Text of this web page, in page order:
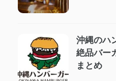
沖縄のハ
絶品バー
まとめ